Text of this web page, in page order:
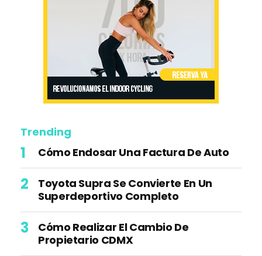
Trending
Cómo Endosar Una Factura De Auto
Toyota Supra Se Convierte En Un
Superdeportivo Completo
Cómo Realizar El Cambio De
Propietario CDMX